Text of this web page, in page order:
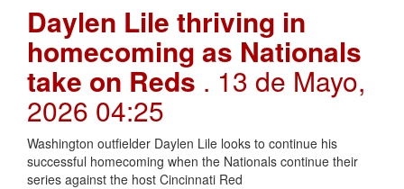
Daylen Lile thriving in
homecoming as Nationals
take on Reds . 13 de Mayo,
2026 04:25
Washington outfielder Daylen Lile looks to continue his
successful homecoming when the Nationals continue their
series against the host Cincinnati Red